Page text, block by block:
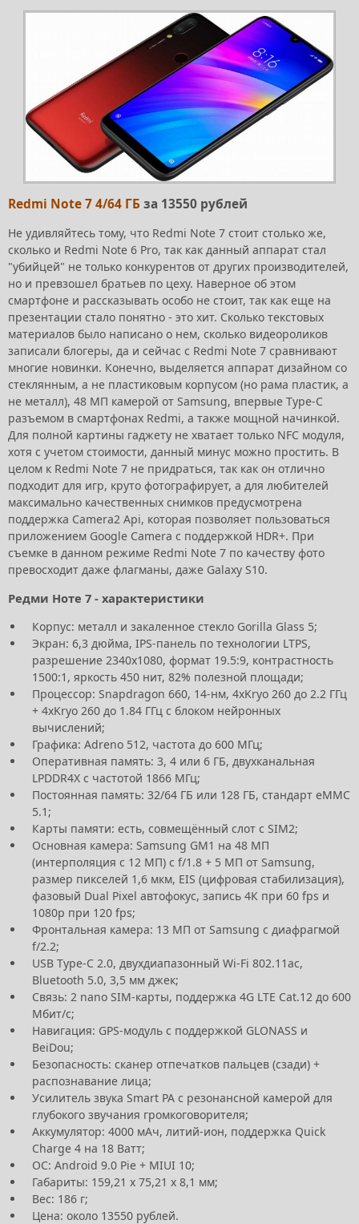
Redmi Note 7 4/64 ГБ за 13550 рублей
Не удивляйтесь тому, что Redmi Note 7 стоит столько же,
сколько и Redmi Note 6 Pro, так как данный аппарат стал
"убийцей" не только конкурентов от других производителей,
но и превзошел братьев по цеху. Наверное об этом
смартфоне и рассказывать особо не стоит, так как еще на
презентации стало понятно - это хит. Сколько текстовых
материалов было написано о нем, сколько видеороликов
записали блогеры, да и сейчас с Redmi Note 7 сравнивают
многие новинки. Конечно, выделяется аппарат дизайном со
стеклянным, а не пластиковым корпусом (но рама пластик, а
не металл), 48 МП камерой от Samsung, впервые Type-C
разъемом в смартфонах Redmi, а также мощной начинкой.
Для полной картины гаджету не хватает только NFC модуля,
хотя с учетом стоимости, данный минус можно простить. В
целом к Redmi Note 7 не придраться, так как он отлично
подходит для игр, круто фотографирует, а для любителей
максимально качественных снимков предусмотрена
поддержка Camera2 Api, которая позволяет пользоваться
приложением Google Camera с поддержкой HDR+. При
съемке в данном режиме Redmi Note 7 по качеству фото
превосходит даже флагманы, даже Galaxy S10.
Редми Ноте 7 - характеристики
Корпус: металл и закаленное стекло Gorilla Glass 5;
Экран: 6,3 дюйма, IPS-панель по технологии LTPS,
разрешение 2340х1080, формат 19.5:9, контрастность
1500:1, яркость 450 нит, 82% полезной площади;
Процессор: Snapdragon 660, 14-нм, 4хKryo 260 до 2.2 ГГц
+ 4хKryo 260 до 1.84 ГГц с блоком нейронных
вычислений;
Графика: Adreno 512, частота до 600 МГц;
Оперативная память: 3, 4 или 6 ГБ, двухканальная
LPDDR4X с частотой 1866 МГц;
Постоянная память: 32/64 ГБ или 128 ГБ, стандарт eMMC
5.1;
Карты памяти: есть, совмещённый слот с SIM2;
Основная камера: Samsung GM1 на 48 МП
(интерполяция с 12 МП) с f/1.8 + 5 МП от Samsung,
размер пикселей 1,6 мкм, EIS (цифровая стабилизация),
фазовый Dual Pixel автофокус, запись 4К при 60 fps и
1080р при 120 fps;
Фронтальная камера: 13 МП от Samsung с диафрагмой
f/2.2;
USB Type-C 2.0, двухдиапазонный Wi-Fi 802.11ac,
Bluetooth 5.0, 3,5 мм джек;
Связь: 2 nano SIM-карты, поддержка 4G LTE Cat.12 до 600
Мбит/с;
Навигация: GPS-модуль с поддержкой GLONASS и
BeiDou;
Безопасность: сканер отпечатков пальцев (сзади) +
распознавание лица;
Усилитель звука Smart PA с резонансной камерой для
глубокого звучания громкоговорителя;
Аккумулятор: 4000 мАч, литий-ион, поддержка Quick
Charge 4 на 18 Ватт;
ОС: Android 9.0 Pie + MIUI 10;
Габариты: 159,21 x 75,21 x 8,1 мм;
Вес: 186 г;
Цена: около 13550 рублей.